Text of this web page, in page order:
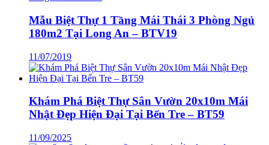
Mẫu Biệt Thự 1 Tầng Mái Thái 3 Phòng Ngủ
180m2 Tại Long An – BTV19
11/07/2019
Khám Phá Biệt Thự Sân Vườn 20x10m Mái
Nhật Đẹp Hiện Đại Tại Bến Tre – BT59
11/09/2025